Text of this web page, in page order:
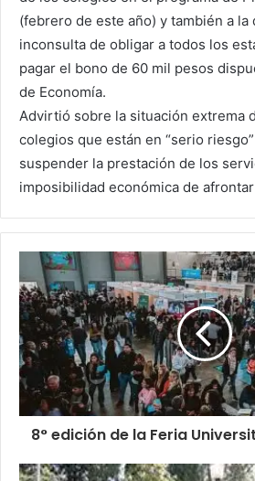
(febrero de este año) y también a
inconsulta de obligar a todos los
pagar el bono de 60 mil pesos
de Economía.
Advirtió sobre la situación extrema
colegios que están en “serio
suspender la prestación de los
imposibilidad económica de
8° edición de la Feria